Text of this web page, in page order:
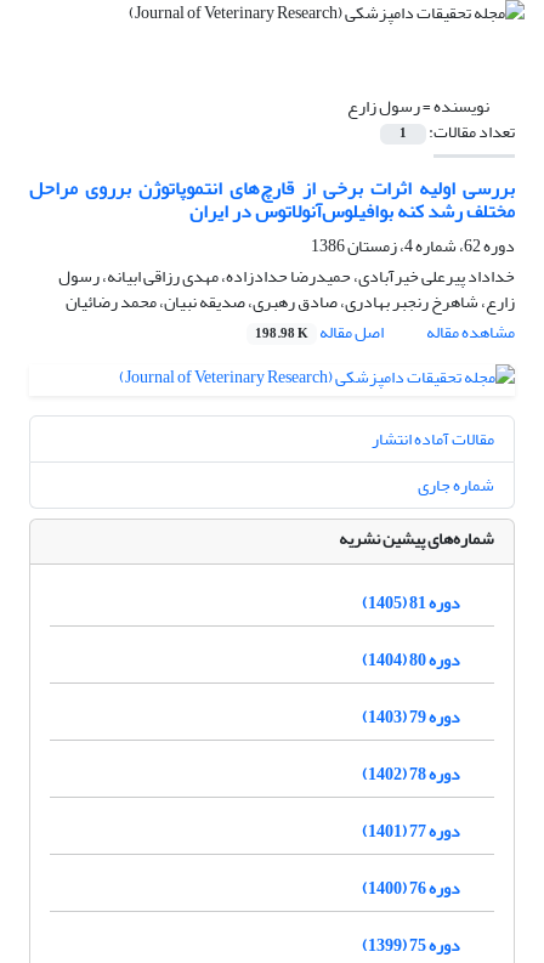
نویسنده =رسول زارع
تعداد مقالات: 1
بررسی اولیه اثرات برخی از قارچ‌های انتموپاتوژن برروی مراحل
مختلف رشد کنه بوافیلوس‌آنولاتوس در ایران
دوره 62، شماره 4، زمستان 1386
خداداد پیرعلی خیرآبادی، حمیدرضا حدادزاده، مهدی رزاقی ابیانه، رسول
زارع، شاهرخ رنجبر بهادری، صادق رهبری، صدیقه نبیان، محمد رضائیان
مشاهده مقاله
اصل مقاله 198.98 K
مقالات آماده انتشار
شماره جاری
شماره‌های پیشین نشریه
دوره 81 (1405)
دوره 80 (1404)
دوره 79 (1403)
دوره 78 (1402)
دوره 77 (1401)
دوره 76 (1400)
دوره 75 (1399)